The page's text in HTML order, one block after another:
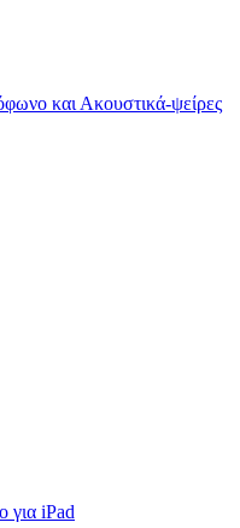
και Ακουστικά-ψείρες
για iPad